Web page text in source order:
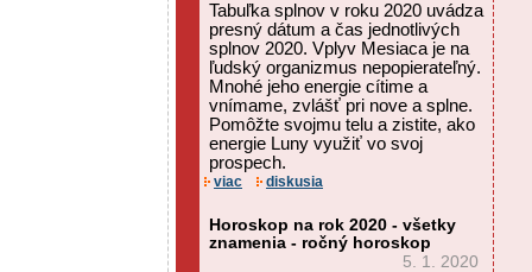
Tabuľka splnov v roku 2020 uvádza
presný dátum a čas jednotlivých
splnov 2020. Vplyv Mesiaca je na
ľudský organizmus nepopierateľný.
Mnohé jeho energie cítime a
vnímame, zvlášť pri nove a splne.
Pomôžte svojmu telu a zistite, ako
energie Luny využiť vo svoj
prospech.
viac diskusia
Horoskop na rok 2020 - všetky
znamenia - ročný horoskop
5. 1. 2020